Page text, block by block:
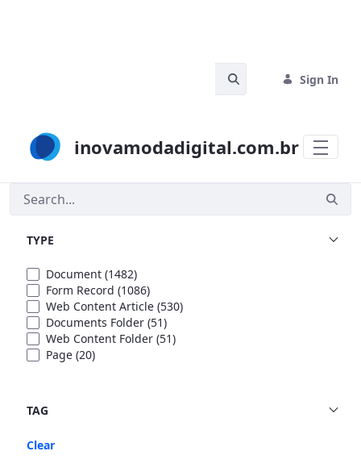
Sign In
inovamodadigital.com.br
Search
TYPE
Document (1482)
Form Record (1086)
Web Content Article (530)
Documents Folder (51)
Web Content Folder (51)
Page (20)
TAG
Clear